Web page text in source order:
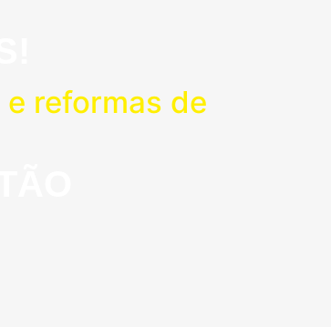
reformas de